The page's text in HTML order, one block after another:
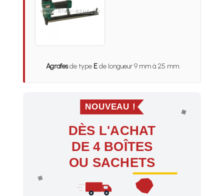
Agrafesde type Ede longueur 9 mm à 25 mm.
NOUVEAU !
DÈS L'ACHAT
DE 4 BOÎTES
OU SACHETS